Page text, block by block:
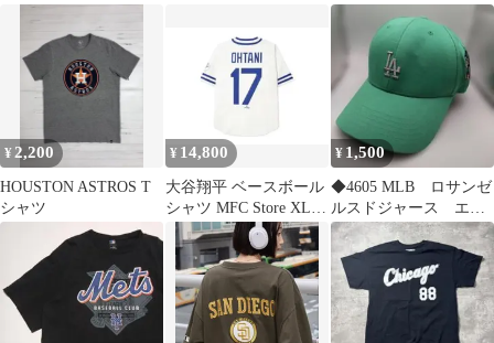
用 トラ Lサイズ アニ
ック L
¥ 2,200
HOUSTON ASTROS T
シャツ
¥ 14,800
大谷翔平 ベースボール
シャツ MFC Store XLサ
イズ 新品未使用
¥1,500
◆4605 MLB ロサンゼ
ルスドジャース エメ
ラルド キャップ